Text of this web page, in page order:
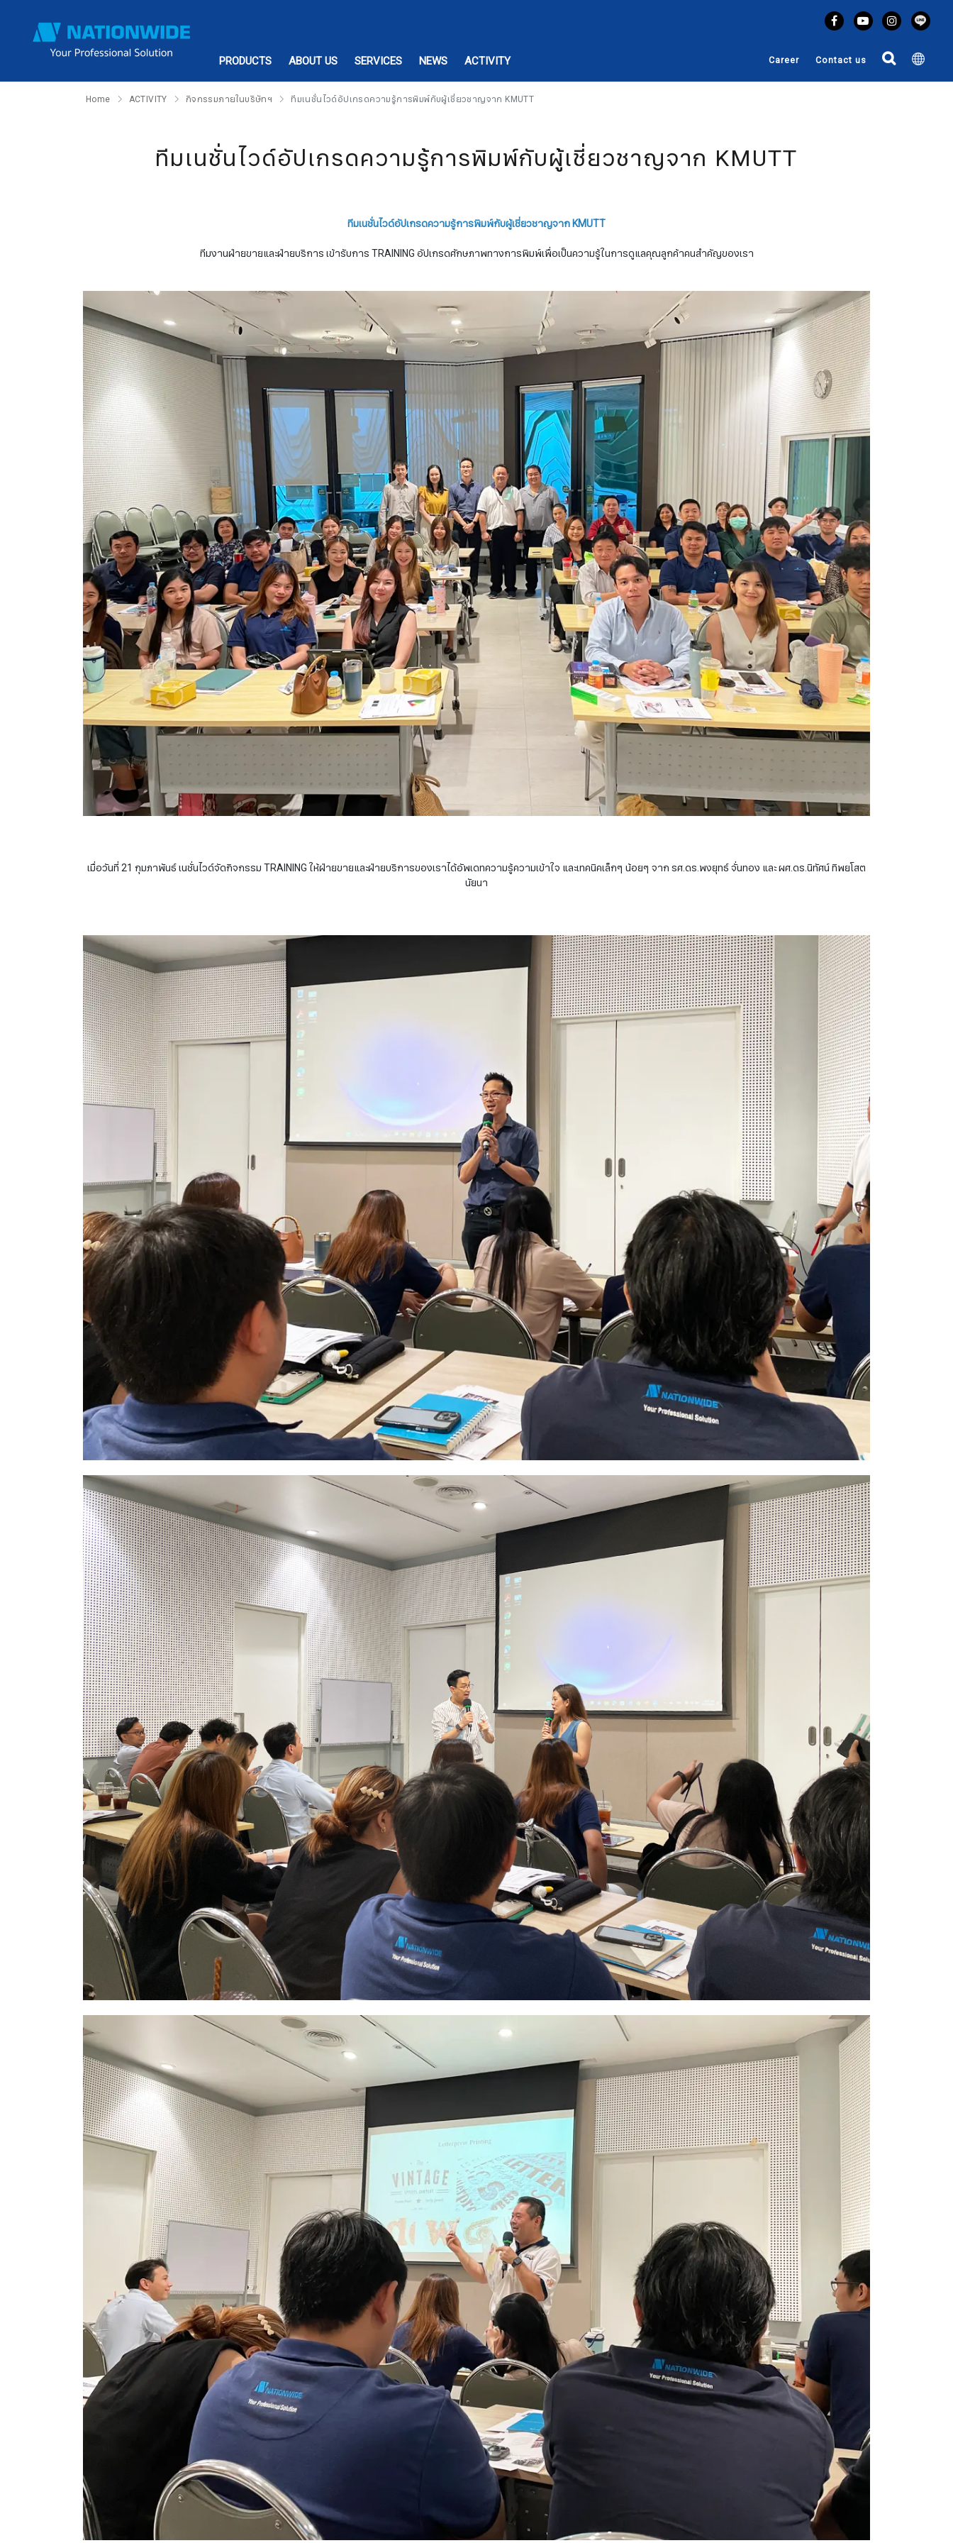
PRODUCTS ABOUT US SERVICES NEWS ACTIVITY Career Contact us
Home ACTIVITY กิจกรรมภายในบริษัทฯ ทีมเนชั่นไวด์อัปเกรดความรู้การพิมพ์กับผู้เชี่ยวชาญจาก KMUTT
ทีมเนชั่นไวด์อัปเกรดความรู้การพิมพ์กับผู้เชี่ยวชาญจาก KMUTT
ทีมเนชั่นไวด์อัปเกรดความรู้การพิมพ์กับผู้เชี่ยวชาญจาก KMUTT
ทีมงานฝ่ายขายและฝ่ายบริการ เข้ารับการ TRAINING อัปเกรดศักษภาพทางการพิมพ์เพื่อเป็นความรู้ในการดูแลคุณลูกค้าคนสำคัญของเรา
เมื่อวันที่ 21 กุมภาพันธ์ เนชั่นไวด์จัดกิจกรรม TRAINING ให้ฝ่ายขายและฝ่ายบริการของเราได้อัพเดทความรู้ความเข้าใจ และเทคนิคเล็กๆ น้อยๆ จาก รศ.ดร.พงยุทธ์ จั่นทอง และ ผศ.ดร.นิทัศน์ ทิพยโสต
นัยนา